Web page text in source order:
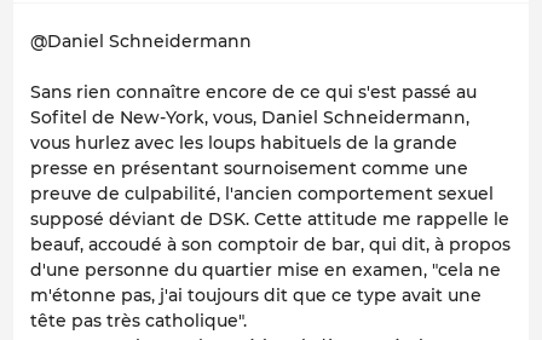
@Daniel Schneidermann
Sans rien connaître encore de ce qui s'est passé au
Sofitel de New-York, vous, Daniel Schneidermann,
vous hurlez avec les loups habituels de la grande
presse en présentant sournoisement comme une
preuve de culpabilité, l'ancien comportement sexuel
supposé déviant de DSK. Cette attitude me rappelle le
beauf, accoudé à son comptoir de bar, qui dit, à propos
d'une personne du quartier mise en examen, "cela ne
m'étonne pas, j'ai toujours dit que ce type avait une
tête pas très catholique".